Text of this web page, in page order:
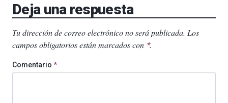
Deja una respuesta
Tu dirección de correo electrónico no será publicada. Los
campos obligatorios están marcados con *.
Comentario *